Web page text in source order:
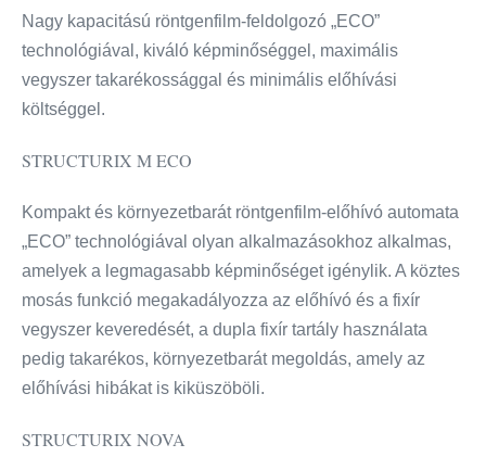
Nagy kapacitású röntgenfilm-feldolgozó „ECO”
technológiával, kiváló képminőséggel, maximális
vegyszer takarékossággal és minimális előhívási
költséggel.
STRUCTURIX M ECO
Kompakt és környezetbarát röntgenfilm-előhívó automata
„ECO” technológiával olyan alkalmazásokhoz alkalmas,
amelyek a legmagasabb képminőséget igénylik. A köztes
mosás funkció megakadályozza az előhívó és a fixír
vegyszer keveredését, a dupla fixír tartály használata
pedig takarékos, környezetbarát megoldás, amely az
előhívási hibákat is kiküszöböli.
STRUCTURIX NOVA